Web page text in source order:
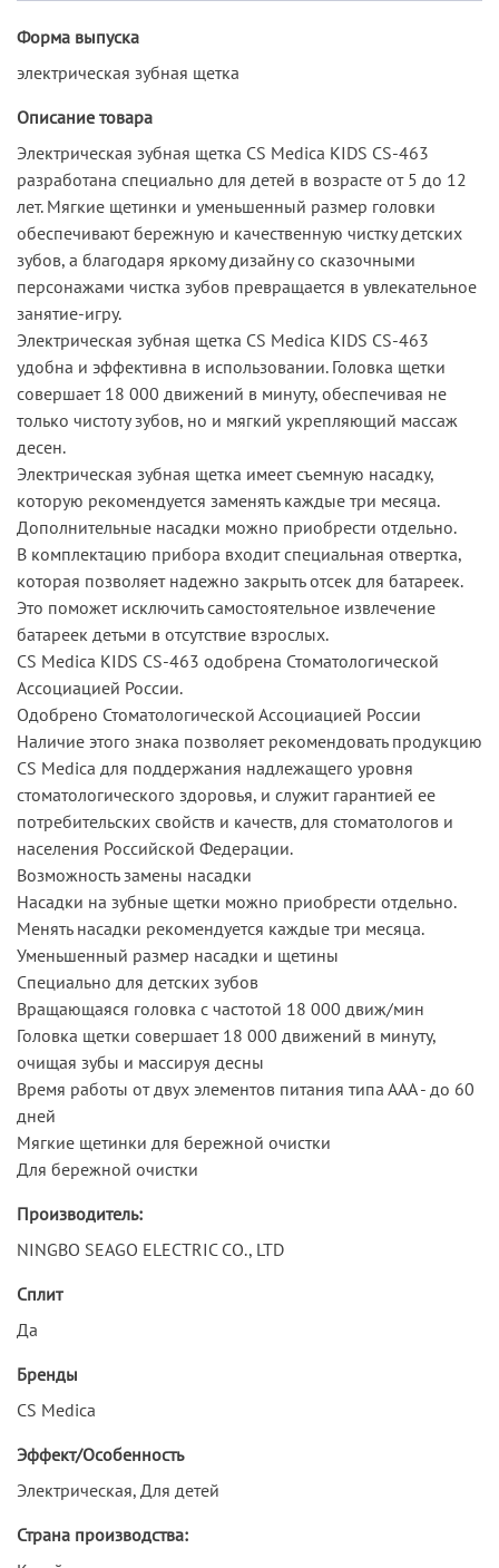
Форма выпуска
электрическая зубная щетка
Описание товара
Электрическая зубная щетка СS Medica KIDS CS-463
разработана специально для детей в возрасте от 5 до 12
лет. Мягкие щетинки и уменьшенный размер головки
обеспечивают бережную и качественную чистку детских
зубов, а благодаря яркому дизайну со сказочными
персонажами чистка зубов превращается в увлекательное
занятие-игру.
Электрическая зубная щетка CS Medica KIDS CS-463
удобна и эффективна в использовании. Головка щетки
совершает 18 000 движений в минуту, обеспечивая не
только чистоту зубов, но и мягкий укрепляющий массаж
десен.
Электрическая зубная щетка имеет съемную насадку,
которую рекомендуется заменять каждые три месяца.
Дополнительные насадки можно приобрести отдельно.
В комплектацию прибора входит специальная отвертка,
которая позволяет надежно закрыть отсек для батареек.
Это поможет исключить самостоятельное извлечение
батареек детьми в отсутствие взрослых.
CS Medica KIDS CS-463 одобрена Стоматологической
Ассоциацией России.
Одобрено Стоматологической Ассоциацией России
Наличие этого знака позволяет рекомендовать продукцию
CS Medica для поддержания надлежащего уровня
стоматологического здоровья, и служит гарантией ее
потребительских свойств и качеств, для стоматологов и
населения Российской Федерации.
Возможность замены насадки
Насадки на зубные щетки можно приобрести отдельно.
Менять насадки рекомендуется каждые три месяца.
Уменьшенный размер насадки и щетины
Специально для детских зубов
Вращающаяся головка с частотой 18 000 движ/мин
Головка щетки совершает 18 000 движений в минуту,
очищая зубы и массируя десны
Время работы от двух элементов питания типа ААА - до 60
дней
Мягкие щетинки для бережной очистки
Для бережной очистки
Производитель:
NINGBO SEAGO ELECTRIC CO., LTD
Сплит
Да
Бренды
CS Medica
Эффект/Особенность
Электрическая, Для детей
Страна производства: